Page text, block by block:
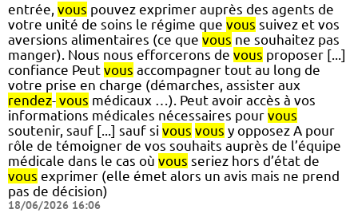
entrée, vous pouvez exprimer auprès des agents de
votre unité de soins le régime que vous suivez et vos
aversions alimentaires (ce que vous ne souhaitez pas
manger). Nous nous efforcerons de vous proposer [...]
confiance Peut vous accompagner tout au long de
votre prise en charge (démarches, assister aux
rendez- vous médicaux …). Peut avoir accès à vos
informations médicales nécessaires pour vous
soutenir, sauf [...] sauf si vous vous y opposez A pour
rôle de témoigner de vos souhaits auprès de l’équipe
médicale dans le cas où vous seriez hors d’état de
vous exprimer (elle émet alors un avis mais ne prend
pas de décision)
18/06/2026 16:06